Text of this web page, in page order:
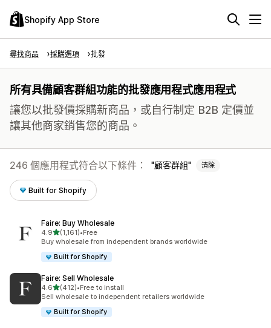
Shopify App Store
尋找商品 採購選項 批發
所有具備顧客群組功能的批發應用程式應用程式
讓您以批發價採購新商品，或自行制定 B2B 定價並
讓其他商家銷售您的商品。
246 個應用程式符合以下條件： 顧客群組 清除
Built for Shopify
Faire: Buy Wholesale
4.9滿分 5 顆星
(1,161)
共有 1161 則評價
•Free
Buy wholesale from independent brands worldwide
Built for Shopify
Faire: Sell Wholesale
4.6滿分 5 顆星
(412)
共有 412 則評價
•Free to install
Sell wholesale to independent retailers worldwide
Built for Shopify